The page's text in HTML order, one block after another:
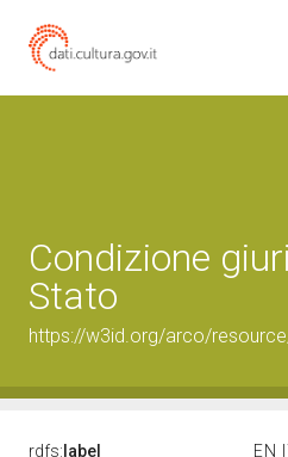
Condizione
Stato
https://w3id.org/arco/
rdfs: label EN